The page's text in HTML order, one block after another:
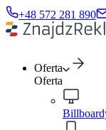
+48 572 281 890
Oferta
Oferta